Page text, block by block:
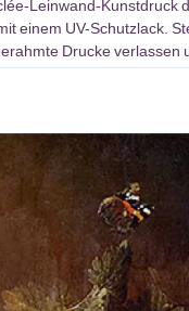
Leinwand-Kunstdruck
einem UV-Schutzlack.
Drucke